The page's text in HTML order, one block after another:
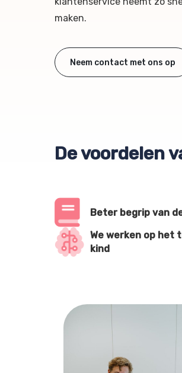
maken.
Neem contact met ons op
De voordelen
Beter begrip van
We werken op het
kind